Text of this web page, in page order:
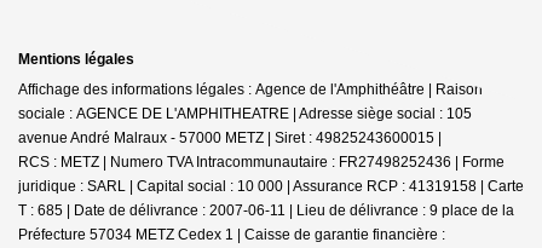
Mentions légales
Affichage des informations légales : Agence de l'Amphithéâtre | Raison
sociale : AGENCE DE L'AMPHITHEATRE | Adresse siège social : 105
avenue André Malraux - 57000 METZ | Siret : 49825243600015 |
RCS : METZ | Numero TVA Intracommunautaire : FR27498252436 | Forme
juridique : SARL | Capital social : 10 000 | Assurance RCP : 41319158 | Carte
T : 685 | Date de délivrance : 2007-06-11 | Lieu de délivrance : 9 place de la
Préfecture 57034 METZ Cedex 1 | Caisse de garantie financière :